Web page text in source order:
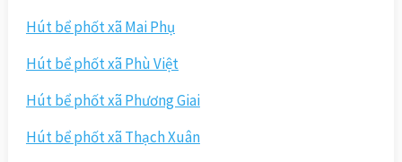
Hút bể phốt xã Mai Phụ
Hút bể phốt xã Phù Việt
Hút bể phốt xã Phương Giai
Hút bể phốt xã Thạch Xuân